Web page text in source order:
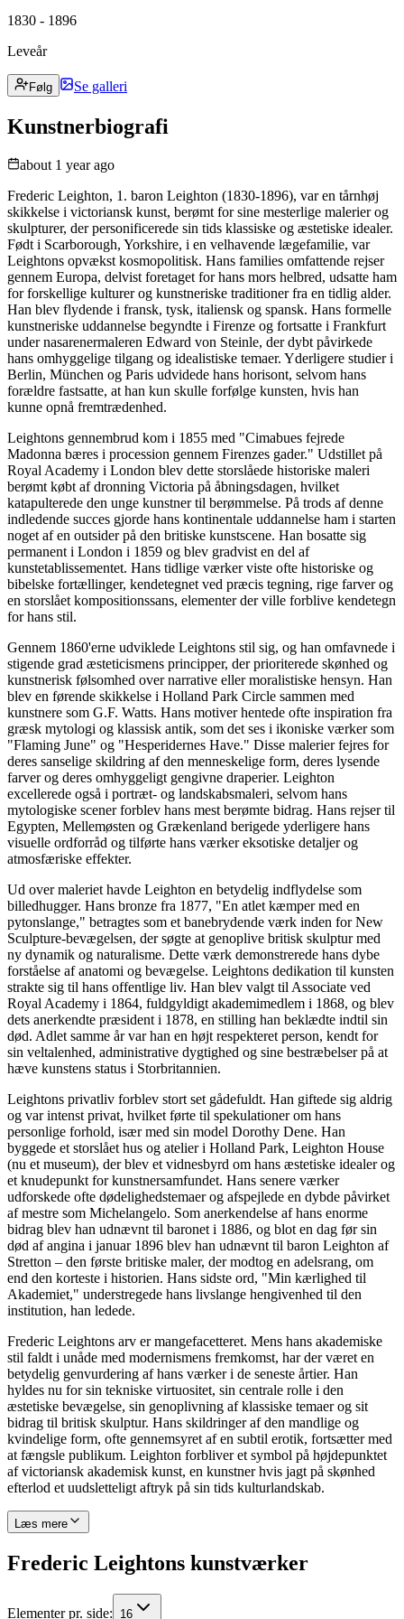
1830 - 1896
Leveår
Følg Se galleri
Kunstnerbiografi
about 1 year ago
Frederic Leighton, 1. baron Leighton (1830-1896), var en tårnhøj
skikkelse i victoriansk kunst, berømt for sine mesterlige malerier og
skulpturer, der personificerede sin tids klassiske og æstetiske idealer.
Født i Scarborough, Yorkshire, i en velhavende lægefamilie, var
Leightons opvækst kosmopolitisk. Hans families omfattende rejser
gennem Europa, delvist foretaget for hans mors helbred, udsatte ham
for forskellige kulturer og kunstneriske traditioner fra en tidlig alder.
Han blev flydende i fransk, tysk, italiensk og spansk. Hans formelle
kunstneriske uddannelse begyndte i Firenze og fortsatte i Frankfurt
under nasarenermaleren Edward von Steinle, der dybt påvirkede
hans omhyggelige tilgang og idealistiske temaer. Yderligere studier i
Berlin, München og Paris udvidede hans horisont, selvom hans
forældre fastsatte, at han kun skulle forfølge kunsten, hvis han
kunne opnå fremtrædenhed.
Leightons gennembrud kom i 1855 med "Cimabues fejrede
Madonna bæres i procession gennem Firenzes gader." Udstillet på
Royal Academy i London blev dette storslåede historiske maleri
berømt købt af dronning Victoria på åbningsdagen, hvilket
katapulterede den unge kunstner til berømmelse. På trods af denne
indledende succes gjorde hans kontinentale uddannelse ham i starten
noget af en outsider på den britiske kunstscene. Han bosatte sig
permanent i London i 1859 og blev gradvist en del af
kunstetablissementet. Hans tidlige værker viste ofte historiske og
bibelske fortællinger, kendetegnet ved præcis tegning, rige farver og
en storslået kompositionssans, elementer der ville forblive kendetegn
for hans stil.
Gennem 1860'erne udviklede Leightons stil sig, og han omfavnede i
stigende grad æsteticismens principper, der prioriterede skønhed og
kunstnerisk følsomhed over narrative eller moralistiske hensyn. Han
blev en førende skikkelse i Holland Park Circle sammen med
kunstnere som G.F. Watts. Hans motiver hentede ofte inspiration fra
græsk mytologi og klassisk antik, som det ses i ikoniske værker som
"Flaming June" og "Hesperidernes Have." Disse malerier fejres for
deres sanselige skildring af den menneskelige form, deres lysende
farver og deres omhyggeligt gengivne draperier. Leighton
excellerede også i portræt- og landskabsmaleri, selvom hans
mytologiske scener forblev hans mest berømte bidrag. Hans rejser til
Egypten, Mellemøsten og Grækenland berigede yderligere hans
visuelle ordforråd og tilførte hans værker eksotiske detaljer og
atmosfæriske effekter.
Ud over maleriet havde Leighton en betydelig indflydelse som
billedhugger. Hans bronze fra 1877, "En atlet kæmper med en
pytonslange," betragtes som et banebrydende værk inden for New
Sculpture-bevægelsen, der søgte at genoplive britisk skulptur med
ny dynamik og naturalisme. Dette værk demonstrerede hans dybe
forståelse af anatomi og bevægelse. Leightons dedikation til kunsten
strakte sig til hans offentlige liv. Han blev valgt til Associate ved
Royal Academy i 1864, fuldgyldigt akademimedlem i 1868, og blev
dets anerkendte præsident i 1878, en stilling han beklædte indtil sin
død. Adlet samme år var han en højt respekteret person, kendt for
sin veltalenhed, administrative dygtighed og sine bestræbelser på at
hæve kunstens status i Storbritannien.
Leightons privatliv forblev stort set gådefuldt. Han giftede sig aldrig
og var intenst privat, hvilket førte til spekulationer om hans
personlige forhold, især med sin model Dorothy Dene. Han
byggede et storslået hus og atelier i Holland Park, Leighton House
(nu et museum), der blev et vidnesbyrd om hans æstetiske idealer og
et knudepunkt for kunstnersamfundet. Hans senere værker
udforskede ofte dødelighedstemaer og afspejlede en dybde påvirket
af mestre som Michelangelo. Som anerkendelse af hans enorme
bidrag blev han udnævnt til baronet i 1886, og blot en dag før sin
død af angina i januar 1896 blev han udnævnt til baron Leighton af
Stretton – den første britiske maler, der modtog en adelsrang, om
end den korteste i historien. Hans sidste ord, "Min kærlighed til
Akademiet," understregede hans livslange hengivenhed til den
institution, han ledede.
Frederic Leightons arv er mangefacetteret. Mens hans akademiske
stil faldt i unåde med modernismens fremkomst, har der været en
betydelig genvurdering af hans værker i de seneste årtier. Han
hyldes nu for sin tekniske virtuositet, sin centrale rolle i den
æstetiske bevægelse, sin genoplivning af klassiske temaer og sit
bidrag til britisk skulptur. Hans skildringer af den mandlige og
kvindelige form, ofte gennemsyret af en subtil erotik, fortsætter med
at fængsle publikum. Leighton forbliver et symbol på højdepunktet
af victoriansk akademisk kunst, en kunstner hvis jagt på skønhed
efterlod et uudsletteligt aftryk på sin tids kulturlandskab.
Læs mere
Frederic Leightons kunstværker
Elementer pr. side: 16